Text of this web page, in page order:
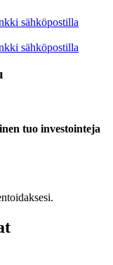
sähköpostilla
sähköpostilla
tuo investointeja